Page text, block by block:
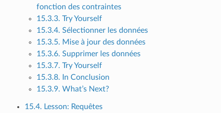
fonction des contraintes
15.3.3. Try Yourself
15.3.4. Sélectionner les données
15.3.5. Mise à jour des données
15.3.6. Supprimer les données
15.3.7. Try Yourself
15.3.8. In Conclusion
15.3.9. What’s Next?
15.4. Lesson: Requêtes